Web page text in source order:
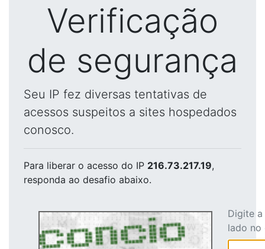
Verificação
de segurança
Seu IP fez diversas tentativas de
acessos suspeitos a sites hospedados
conosco.
Para liberar o acesso do IP 216.73.217.19,
responda ao desafio abaixo.
Digite
lado no